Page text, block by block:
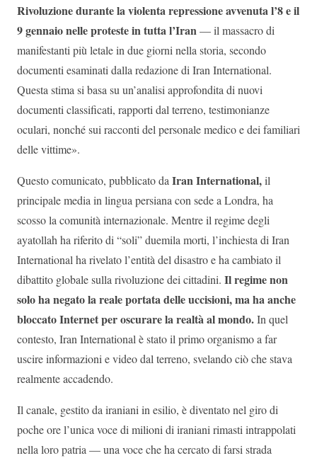
Rivoluzione durante la violenta repressione avvenuta l’8 e il
9 gennaio nelle proteste in tutta l’Iran— il massacro di
manifestanti più letale in due giorni nella storia, secondo
documenti esaminati dalla redazione di Iran International.
Questa stima si basa su un’analisi approfondita di nuovi
documenti classificati, rapporti dal terreno, testimonianze
oculari, nonché sui racconti del personale medico e dei familiari
delle vittime».
Questo comunicato, pubblicato daIran International,il
principale media in lingua persiana con sede a Londra, ha
scosso la comunità internazionale. Mentre il regime degli
ayatollah ha riferito di “soli” duemila morti, l’inchiesta di Iran
International ha rivelato l’entità del disastro e ha cambiato il
dibattito globale sulla rivoluzione dei cittadini. Il regime non
solo ha negato la reale portata delle uccisioni, ma ha anche
bloccato Internet per oscurare la realtà al mondo.In quel
contesto, Iran International è stato il primo organismo a far
uscire informazioni e video dal terreno, svelando ciò che stava
realmente accadendo.
Il canale, gestito da iraniani in esilio, è diventato nel giro di
poche ore l’unica voce di milioni di iraniani rimasti intrappolati
nella loro patria — una voce che ha cercato di farsi strada